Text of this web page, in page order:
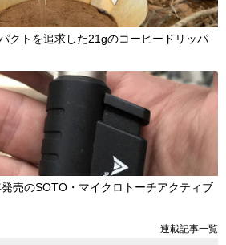
クトを追求した21gのコーヒードリッパ
発売のSOTO・マイクロトーチアクティブ
連載記事一覧